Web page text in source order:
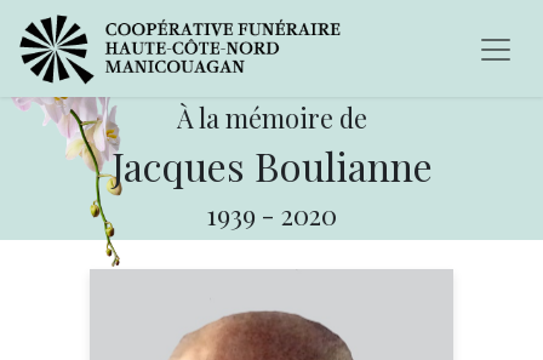
À la mémoire de
Jacques Boulianne
1939 - 2020